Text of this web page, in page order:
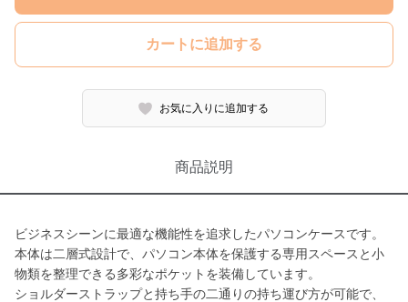
カートに追加する
お気に入りに追加する
商品説明
ビジネスシーンに最適な機能性を追求したパソコンケースです。
本体は二層式設計で、パソコン本体を保護する専用スペースと小
物類を整理できる多彩なポケットを装備しています。
ショルダーストラップと持ち手の二通りの持ち運び方が可能で、